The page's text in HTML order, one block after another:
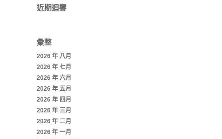
近期迴響
彙整
2026 年 八月
2026 年 七月
2026 年 六月
2026 年 五月
2026 年 四月
2026 年 三月
2026 年 二月
2026 年 一月